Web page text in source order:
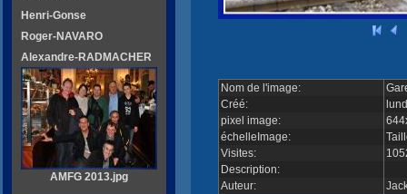
Nom de l'image:
Créé:
pixel image:
échelleImage:
Visites:
Description:
Auteur:
Henri-Gonse
Roger-NAVARO
Alexandre-RADMACHER
AMFG 2013.jpg